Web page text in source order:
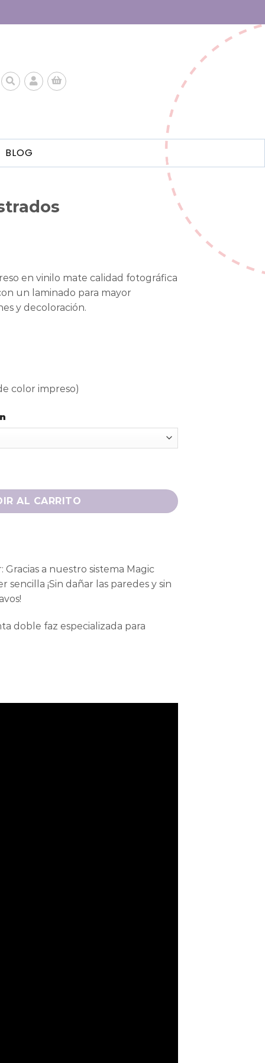
BLOG
en vinilo mate calidad fotográfica
un laminado para mayor
y decoloración.
color impreso)
AL CARRITO
Gracias a nuestro sistema Magic
sencilla ¡Sin dañar las paredes y sin
doble faz especializada para